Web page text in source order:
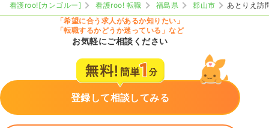
看護roo![カンゴルー] 看護roo! 転職 福島県 郡山市
あとりえ訪
「希望に合う求人があるか知りたい」
「転職するかどうか迷っている」など
お気軽にご相談ください
登録して相談してみる